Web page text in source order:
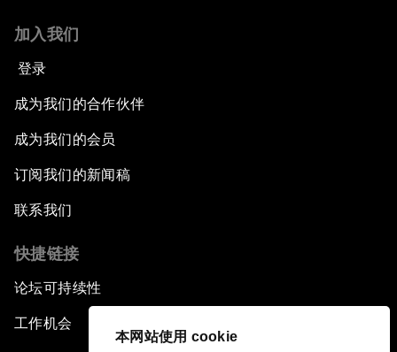
本网站使用 cookie
加入我们
登录
成为我们的合作伙伴
成为我们的会员
订阅我们的新闻稿
联系我们
快捷链接
论坛可持续性
工作机会